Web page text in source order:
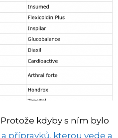
kdyby s ním bylo
přípravků, kterou vede a